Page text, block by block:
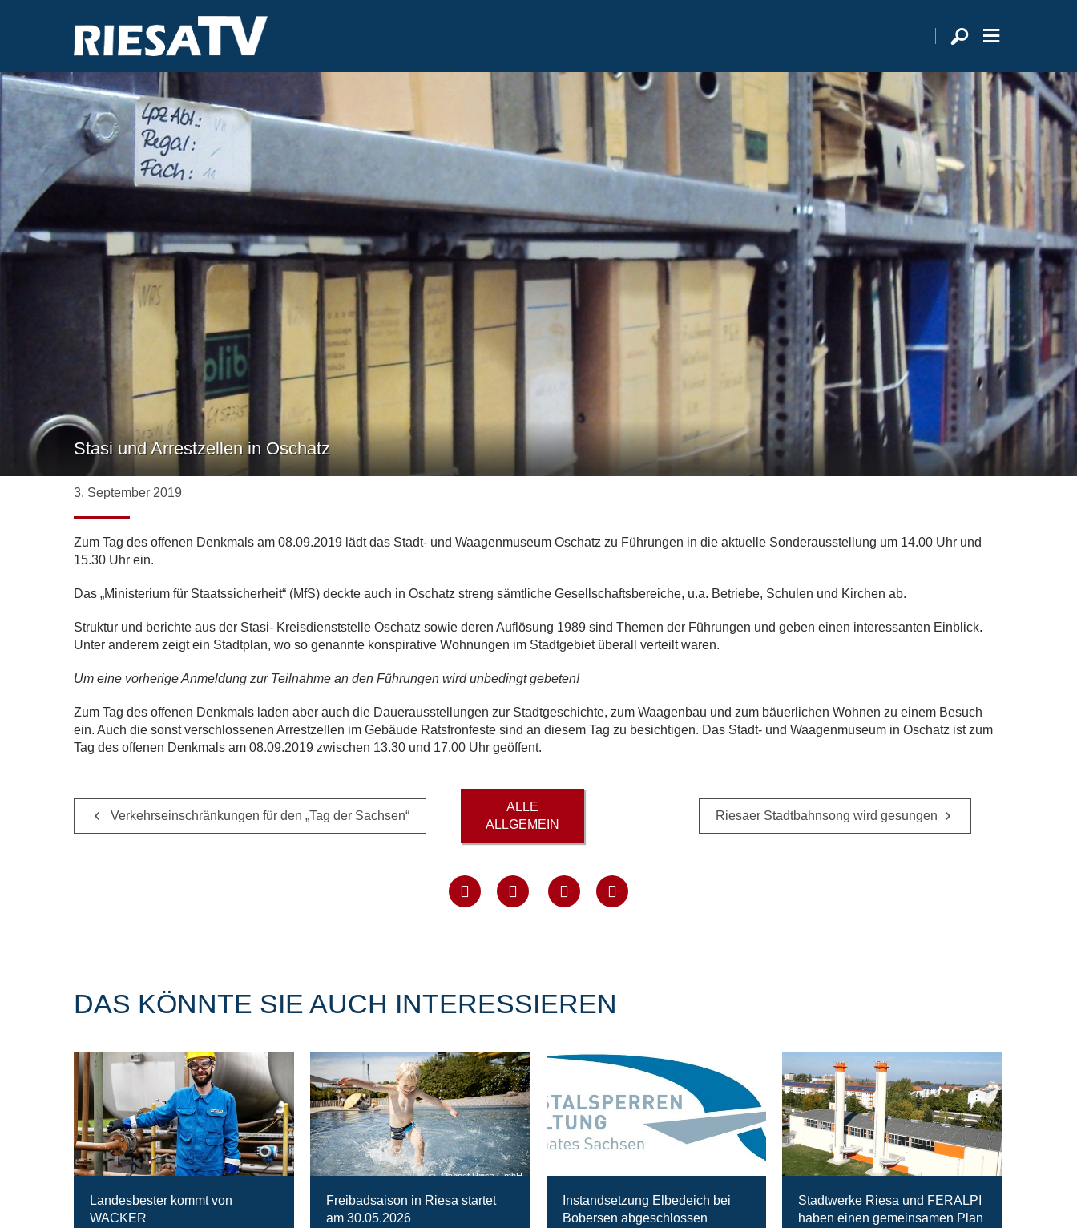
Stasi und Arrestzellen in Oschatz
3. September 2019
Zum Tag des offenen Denkmals am 08.09.2019 lädt das Stadt- und Waagenmuseum Oschatz zu Führungen in die aktuelle Sonderausstellung um 14.00 Uhr und
15.30 Uhr ein.
Das „Ministerium für Staatssicherheit“ (MfS) deckte auch in Oschatz streng sämtliche Gesellschaftsbereiche, u.a. Betriebe, Schulen und Kirchen ab.
Struktur und berichte aus der Stasi- Kreisdienststelle Oschatz sowie deren Auflösung 1989 sind Themen der Führungen und geben einen interessanten Einblick.
Unter anderem zeigt ein Stadtplan, wo so genannte konspirative Wohnungen im Stadtgebiet überall verteilt waren.
Um eine vorherige Anmeldung zur Teilnahme an den Führungen wird unbedingt gebeten!
Zum Tag des offenen Denkmals laden aber auch die Dauerausstellungen zur Stadtgeschichte, zum Waagenbau und zum bäuerlichen Wohnen zu einem Besuch
ein. Auch die sonst verschlossenen Arrestzellen im Gebäude Ratsfronfeste sind an diesem Tag zu besichtigen. Das Stadt- und Waagenmuseum in Oschatz ist zum
Tag des offenen Denkmals am 08.09.2019 zwischen 13.30 und 17.00 Uhr geöffent.
Verkehrseinschränkungen für den „Tag der Sachsen“
ALLE
ALLGEMEIN
Riesaer Stadtbahnsong wird gesungen
DAS KÖNNTE SIE AUCH INTERESSIEREN
Landesbester kommt von
WACKER
Magnet Riesa GmbH
Freibadsaison in Riesa startet
am 30.05.2026
Instandsetzung Elbedeich bei
Bobersen abgeschlossen
Stadtwerke Riesa und FERALPI
haben einen gemeinsamen Plan